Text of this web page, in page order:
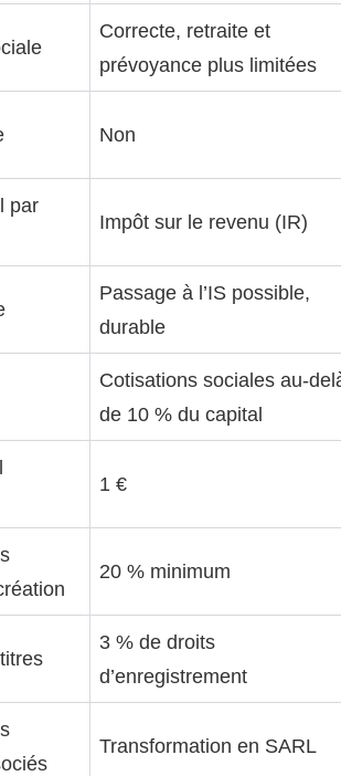
Correcte, retraite et
prévoyance plus limitées
Non
par
Impôt sur le revenu (IR)
Passage à l’IS possible,
durable
Cotisations sociales au-
de 10 % du capital
1 €
20 % minimum
3 % de droits
d’enregistrement
Transformation en SARL